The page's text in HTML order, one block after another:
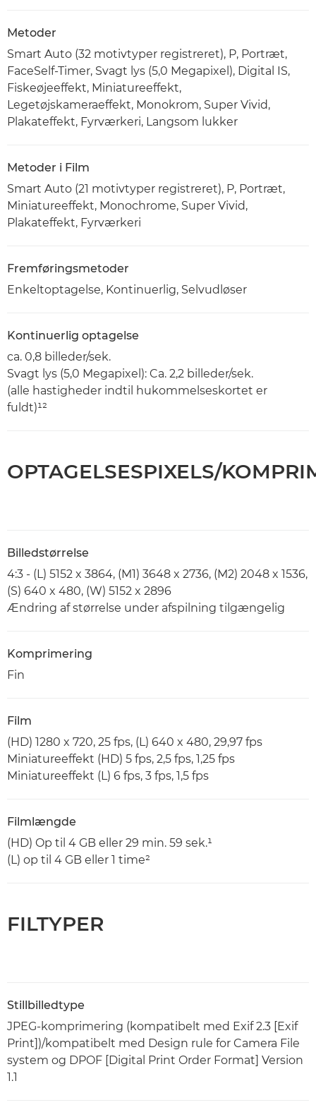
Metoder
Smart Auto (32 motivtyper registreret), P, Portræt,
FaceSelf-Timer, Svagt lys (5,0 Megapixel), Digital IS,
Fiskeøjeeffekt, Miniatureeffekt,
Legetøjskameraeffekt, Monokrom, Super Vivid,
Plakateffekt, Fyrværkeri, Langsom lukker
Metoder i Film
Smart Auto (21 motivtyper registreret), P, Portræt,
Miniatureeffekt, Monochrome, Super Vivid,
Plakateffekt, Fyrværkeri
Fremføringsmetoder
Enkeltoptagelse, Kontinuerlig, Selvudløser
Kontinuerlig optagelse
ca. 0,8 billeder/sek.
Svagt lys (5,0 Megapixel): Ca. 2,2 billeder/sek.
(alle hastigheder indtil hukommelseskortet er
fuldt)¹²
OPTAGELSESPIXELS/
Billedstørrelse
4:3 - (L) 5152 x 3864, (M1) 3648 x 2736, (M2) 2048 x 1536,
(S) 640 x 480, (W) 5152 x 2896
Ændring af størrelse under afspilning tilgængelig
Komprimering
Fin
Film
(HD) 1280 x 720, 25 fps, (L) 640 x 480, 29,97 fps
Miniatureeffekt (HD) 5 fps, 2,5 fps, 1,25 fps
Miniatureeffekt (L) 6 fps, 3 fps, 1,5 fps
Filmlængde
(HD) Op til 4 GB eller 29 min. 59 sek.¹
(L) op til 4 GB eller 1 time²
FILTYPER
Stillbilledtype
JPEG-komprimering (kompatibelt med Exif 2.3 [Exif
Print])/kompatibelt med Design rule for Camera File
system og DPOF [Digital Print Order Format] Version
1.1